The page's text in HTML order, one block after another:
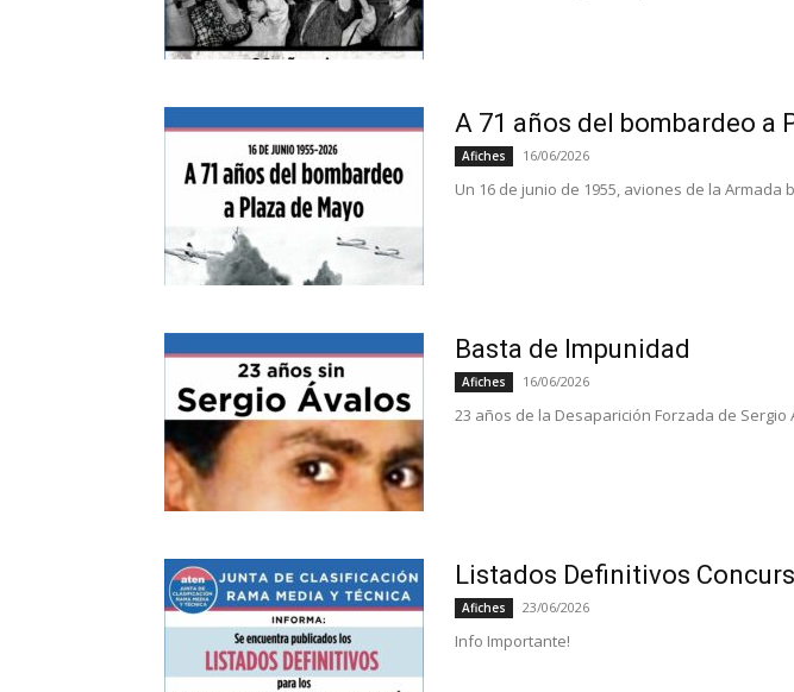
A 71 años del bombardeo a
Afiches 16/06/2026
Un 16 de junio de 1955, aviones de la
Basta de Impunidad
Afiches 16/06/2026
23 años de la Desaparición Forzada de
Listados Definitivos
Afiches 23/06/2026
Info Importante!